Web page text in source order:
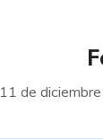
11 de